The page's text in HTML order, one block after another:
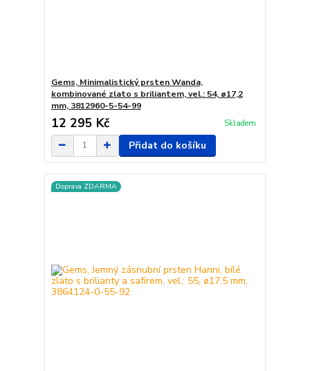
Gems, Minimalistický prsten Wanda,
kombinované zlato s briliantem, vel.: 54, ø17,2
mm, 3812960-5-54-99
12 295 Kč Skladem
Přidat do košíku
Doprava ZDARMA